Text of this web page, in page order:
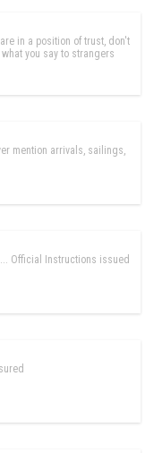
in a position of trust, don't
you say to strangers
mention arrivals, sailings,
Official Instructions issued